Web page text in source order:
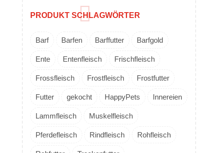
PRODUKT SCHLAGWÖRTER
Barf Barfen Barffutter Barfgold
Ente Entenfleisch Frischfleisch
Frossfleisch Frostfleisch Frostfutter
Futter gekocht HappyPets Innereien
Lammfleisch Muskelfleisch
Pferdefleisch Rindfleisch Rohfleisch